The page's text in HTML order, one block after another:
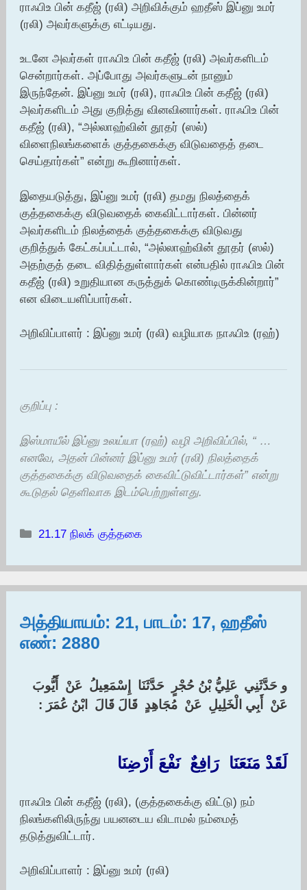
ராஃபிஉ பின் கதீஜ் (ரலி) அறிவிக்கும் ஹதீஸ் இப்னு உமர்
(ரலி) அவர்களுக்கு எட்டியது.
உடனே அவர்கள் ராஃபிஉ பின் கதீஜ் (ரலி) அவர்களிடம்
சென்றார்கள். அப்போது அவர்களுடன் நானும்
இருந்தேன். இப்னு உமர் (ரலி), ராஃபிஉ பின் கதீஜ் (ரலி)
அவர்களிடம் அது குறித்து வினவினார்கள். ராஃபிஉ பின்
கதீஜ் (ரலி), “அல்லாஹ்வின் தூதர் (ஸல்)
விளைநிலங்களைக் குத்தகைக்கு விடுவதைத் தடை
செய்தார்கள்” என்று கூறினார்கள்.
இதையடுத்து, இப்னு உமர் (ரலி) தமது நிலத்தைக்
குத்தகைக்கு விடுவதைக் கைவிட்டார்கள். பின்னர்
அவர்களிடம் நிலத்தைக் குத்தகைக்கு விடுவது
குறித்துக் கேட்கப்பட்டால், “அல்லாஹ்வின் தூதர் (ஸல்)
அதற்குத் தடை விதித்துள்ளார்கள் என்பதில் ராஃபிஉ பின்
கதீஜ் (ரலி) உறுதியான கருத்துக் கொண்டிருக்கின்றார்”
என விடையளிப்பார்கள்.
அறிவிப்பாளர் : இப்னு உமர் (ரலி) வழியாக நாஃபிஉ (ரஹ்)
குறிப்பு :
இஸ்மாயீல் இப்னு உலய்யா (ரஹ்) வழி அறிவிப்பில், “ …
எனவே, அதன் பின்னர் இப்னு உமர் (ரலி) நிலத்தைக்
குத்தகைக்கு விடுவதைக் கைவிட்டுவிட்டார்கள்” என்று
கூடுதல் தெளிவாக இடம்பெற்றுள்ளது.
Categories
21.17 நிலக் குத்தகை
அத்தியாயம்: 21, பாடம்: 17, ஹதீஸ்
எண்: 2880
‏و حَدَّثَنِي ‏ ‏عَلِيُّ بْنُ حُجْرٍ ‏ ‏حَدَّثَنَا ‏ ‏إِسْمَعِيلُ ‏ ‏عَنْ ‏ ‏أَيُّوبَ ‏
‏عَنْ ‏ ‏أَبِي الْخَلِيلِ ‏ ‏عَنْ ‏ ‏مُجَاهِدٍ ‏ ‏قَالَ قَالَ ‏ ‏ابْنُ عُمَرَ : ‏
لَقَدْ مَنَعَنَا ‏ ‏رَافِعٌ ‏ ‏نَفْعَ أَرْضِنَا
ராஃபிஉ பின் கதீஜ் (ரலி), (குத்தகைக்கு விட்டு) நம்
நிலங்களிலிருந்து பயனடைய விடாமல் நம்மைத்
தடுத்துவிட்டார்.
அறிவிப்பாளர் : இப்னு உமர் (ரலி)